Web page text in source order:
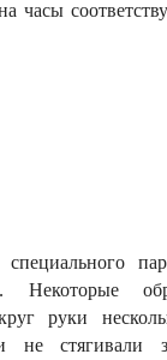
часы
Некоторые
руки
стягивали